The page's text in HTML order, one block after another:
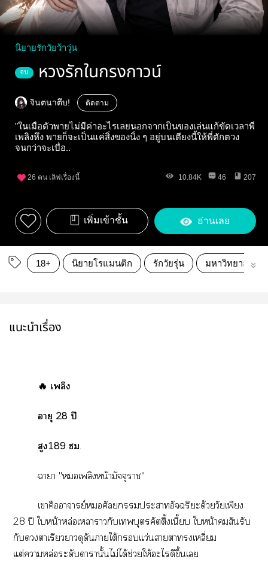
นิยายรักวัยว้าวุ่น
จบ หวงรักในกรงกาวน์
จินตนาตึบ! ติดตาม
"ในเมื่อตัวพายไม่มีค่าอะไรเลยนอกจากเป็นของเล่นแก้ขัดเวลาพี่
เพลิงหึง พายก็จะเป็นแค่สิ่งของนิ่ง ๆ อยู่บนเตียงนี้ให้พี่ตักตวง
จนกว่าจะเบื่อ..
26 คน เลิฟเรื่องนี้ 10.84K 46 207
เพิ่มเข้าชั้น อ่านเลย
18+ นิยายโรแมนติก รักวัยรุ่น มหาวิทยาลัย
แนะนำเรื่อง
🔥 เพลิง
‎อายุ 28 ปี
สูง189 .
‎าา "เพลิงหน้ามัจจุราช"
‎เาคืออาจารย์ศัลยกรรมะาอัจฉริยะด้วยวัยเพียง
28 ปี ใหน้าหล่อเหลาากับเบุตรคัตติ้งเนี้ยบ ใหน้าคมสันรับ
กับาเรียวาดุดัายใต้แว่นาาเหลี่ยม
แต่าหล่อระดับาานั้นไม่ได้ช่วยให้ะไดีขึ้นเ